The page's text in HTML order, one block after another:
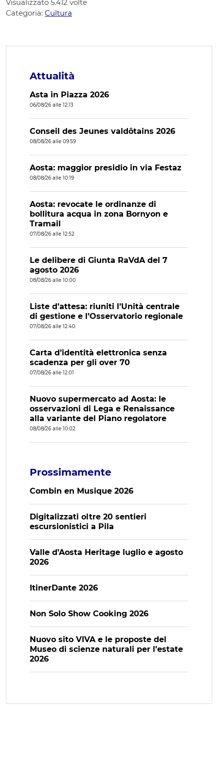
Visualizzato 5.412 volte
Categoria: Cultura
Attualità
Asta in Piazza 2026
06/08/26 alle 12:13
Conseil des Jeunes valdôtains 2026
08/08/26 alle 09:59
Aosta: maggior presidio in via Festaz
08/08/26 alle 10:19
Aosta: revocate le ordinanze di
bollitura acqua in zona Bornyon e
Tramail
07/08/26 alle 12:52
Le delibere di Giunta RaVdA del 7
agosto 2026
08/08/26 alle 10:00
Liste d’attesa: riuniti l’Unità centrale
di gestione e l’Osservatorio regionale
07/08/26 alle 12:40
Carta d’identità elettronica senza
scadenza per gli over 70
07/08/26 alle 12:01
Nuovo supermercato ad Aosta: le
osservazioni di Lega e Renaissance
alla variante del Piano regolatore
08/08/26 alle 10:02
Prossimamente
Combin en Musique 2026
Digitalizzati oltre 20 sentieri
escursionistici a Pila
Valle d’Aosta Heritage luglio e agosto
2026
ItinerDante 2026
Non Solo Show Cooking 2026
Nuovo sito VIVA e le proposte del
Museo di scienze naturali per l’estate
2026